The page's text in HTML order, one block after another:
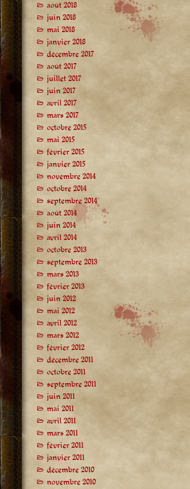
août 2018
juin 2018
mai 2018
janvier 2018
décembre 2017
août 2017
juillet 2017
juin 2017
avril 2017
mars 2017
octobre 2015
mai 2015
février 2015
janvier 2015
novembre 2014
octobre 2014
septembre 2014
août 2014
juin 2014
avril 2014
octobre 2013
septembre 2013
mars 2013
février 2013
juin 2012
mai 2012
avril 2012
mars 2012
février 2012
décembre 2011
octobre 2011
septembre 2011
juin 2011
mai 2011
avril 2011
mars 2011
février 2011
janvier 2011
décembre 2010
novembre 2010